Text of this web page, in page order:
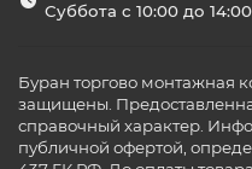
Суббота с 10:00 до 14:00
Буран торгово монтажная
защищены.
справочный характер.
публичной офертой,